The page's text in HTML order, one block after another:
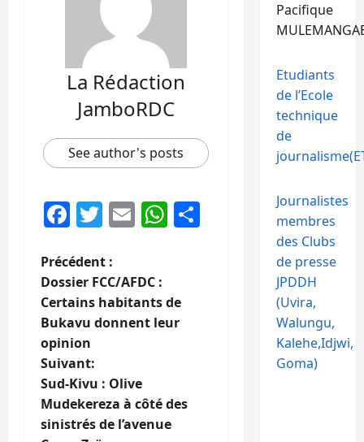
La Rédaction
JamboRDC
See author's posts
Facebook
Twitter
EmailWhatsApp
Partager
N
a
v
i
g
Précédent :
Dossier FCC/AFDC :
Certains habitants de
Bukavu donnent leur
opinion
Suivant:
Sud-Kivu : Olive
Mudekereza à côté des
sinistrés de l’avenue
Pacifique
Etudiants
de l’Ecole
technique
de
Journalistes
membres
des Clubs
de presse
JPDDH
(Uvira,
Walungu,
Kalehe,Idjwi,
Goma)